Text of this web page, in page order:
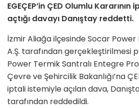
EGEÇEP’in ÇED Olumlu
açtığı davayı Danıştay reddetti.
İzmir Aliağa ilçesinde Socar Power
A.Ş. tarafından gerçekleştirilmesi
Power Termik Santralı Entegre
Çevre ve Şehircilik Bakanlığı’na
iptali istemiyle açılan dava,
tarafından reddedildi.